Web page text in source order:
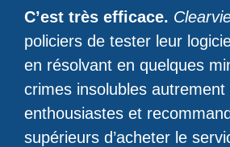
C’est très efficace.
policiers de tester leur
en résolvant en quelques
crimes insolubles autrement
enthousiastes et
supérieurs d’acheter le